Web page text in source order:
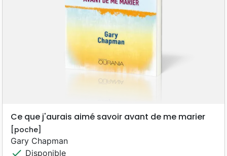
Ce que j'aurais aimé savoir avant de me marier
[poche]
Gary Chapman
check Disponible